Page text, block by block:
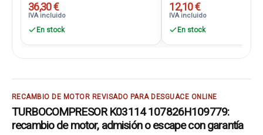
36,30 €
IVA incluido
En stock
12,10 €
IVA incluido
En stock
RECAMBIO DE MOTOR REVISADO PARA DESGUACE ONLINE
TURBOCOMPRESOR K03114 107826H109779:
recambio de motor, admisión o escape con garantía